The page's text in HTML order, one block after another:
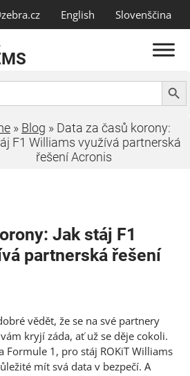
English Slovenščina
Search
» Blog » Data za časů korony:
F1 Williams využívá partnerská
řešení Acronis
Jak stáj F1
partnerská řešení
vědět, že se na své partnery
kryjí záda, ať už se děje cokoli.
Formule 1, pro stáj ROKiT Williams
mít svá data v bezpečí. A